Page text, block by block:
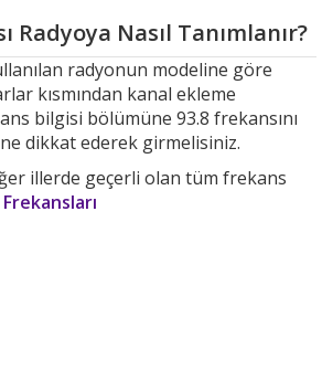
Radyoya Nasıl Tanımlanır?
radyonun modeline göre
kısmından kanal ekleme
bilgisi bölümüne 93.8 frekansını
dikkat ederek girmelisiniz.
illerde geçerli olan tüm frekans